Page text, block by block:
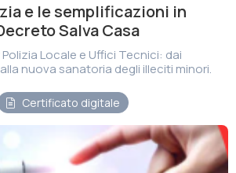
e le semplificazioni in
Salva Casa
Locale e Uffici Tecnici: dai
nuova sanatoria degli illeciti minori.
Certificato digitale